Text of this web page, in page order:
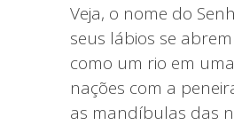
Veja, o nome do
seus lábios se
como um rio em
nações com a
as mandíbulas das